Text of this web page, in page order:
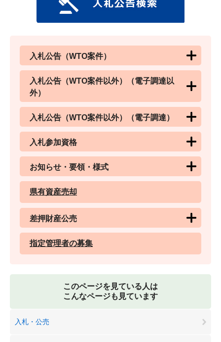
入札公告（WTO案件）
入札公告（WTO案件以外）（電子調達以
外）
入札公告（WTO案件以外）（電子調達）
入札参加資格
お知らせ・要領・様式
県有資産売却
差押財産公売
指定管理者の募集
このページを見ている人は
こんなページも見ています
入札・公売